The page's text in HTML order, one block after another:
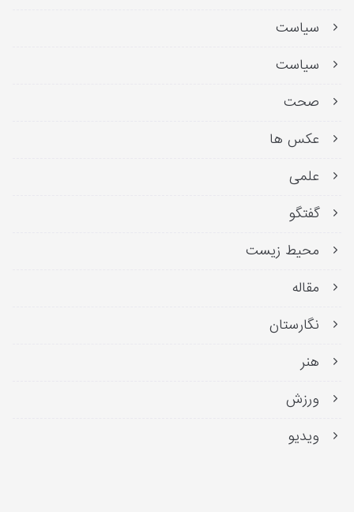
سیاست
سیاست
صحت
عکس ها
علمی
گفتگو
محیط زیست
مقاله
نگارستان
هنر
ورزش
ویدیو